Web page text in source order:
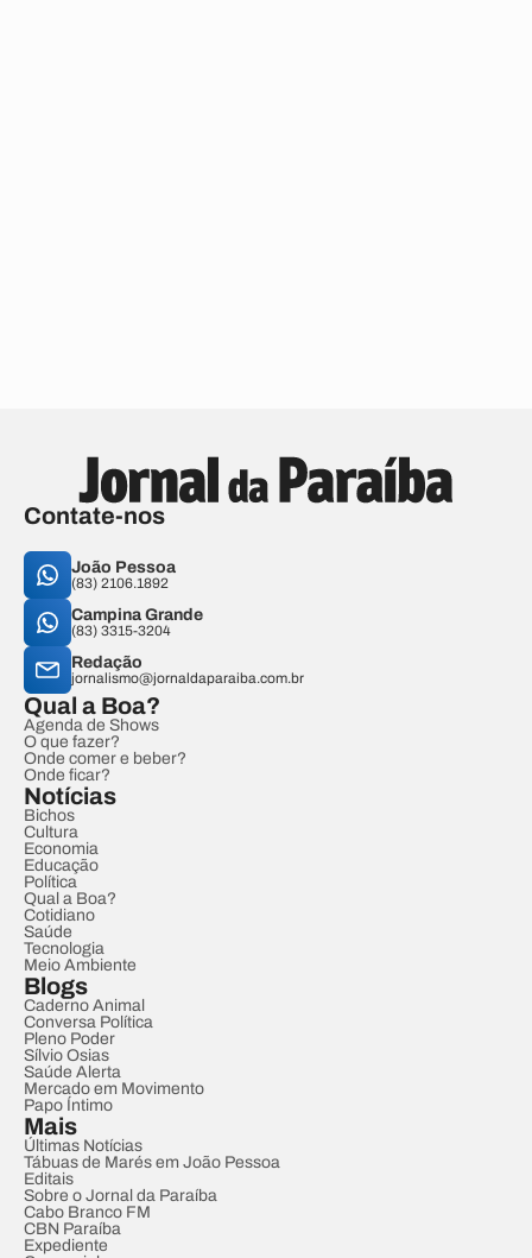
Contate-nos
João Pessoa
(83) 2106.1892
Campina Grande
(83) 3315-3204
Redação
jornalismo@jornaldaparaiba.com.br
Qual a Boa?
Agenda de Shows
O que fazer?
Onde comer e beber?
Onde ficar?
Notícias
Bichos
Cultura
Economia
Educação
Política
Qual a Boa?
Cotidiano
Saúde
Tecnologia
Meio Ambiente
Blogs
Caderno Animal
Conversa Política
Pleno Poder
Sílvio Osias
Saúde Alerta
Mercado em Movimento
Papo Íntimo
Mais
Últimas Notícias
Tábuas de Marés em João Pessoa
Editais
Sobre o Jornal da Paraíba
Cabo Branco FM
CBN Paraíba
Expediente